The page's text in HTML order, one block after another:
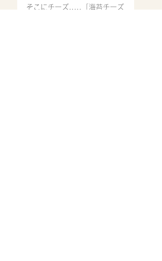
そこにチーズ.....「海苔チーズ